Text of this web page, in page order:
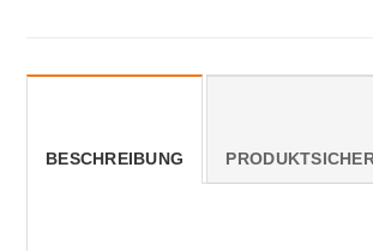
BESCHREIBUNG